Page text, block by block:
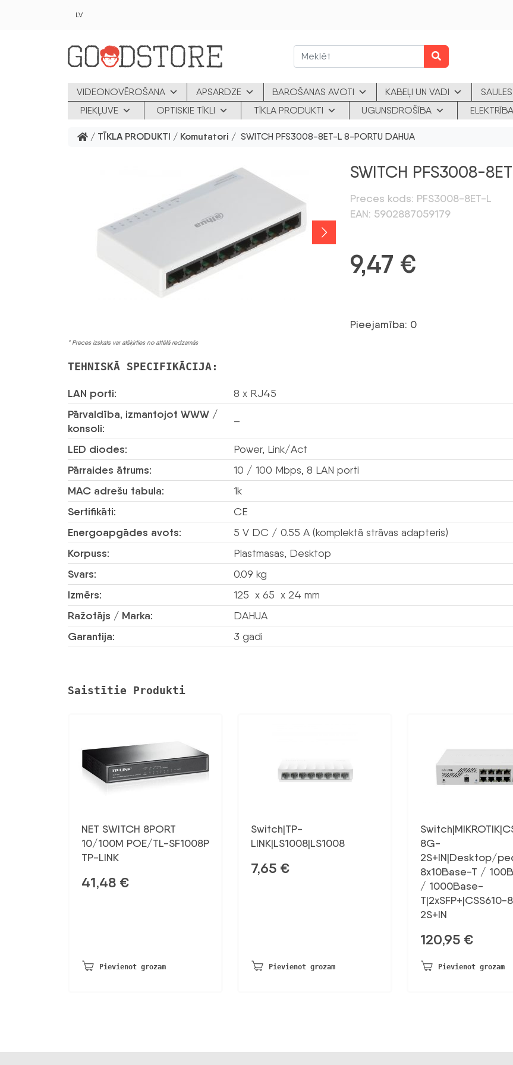
LV
VIDEONOVĒROŠANA APSARDZE BAROŠANAS AVOTI KABEĻI UN VADI
PIEKĻUVE
OPTISKIE TĪKLI TĪKLA PRODUKTI UGUNSDROŠĪBA
/ TĪKLA PRODUKTI / Komutatori / SWITCH PFS3008-8ET-L 8-PORTU DAHUA
* Preces izskats var atšķirties no attēlā redzamās
SWITCH PFS3008-
Preces kods: PFS3008-8ET-L
EAN: 5902887059179
9,47 €
Pieejamība: 0
TEHNISKĀ SPECIFIKĀCIJA:
LAN porti: 8 x RJ45
Pārvaldība, izmantojot WWW /
konsoli:
–
LED diodes: Power, Link/Act
Pārraides ātrums: 10 / 100 Mbps, 8 LAN porti
MAC adrešu tabula: 1k
Sertifikāti: CE
Energoapgādes avots: 5 V DC / 0.55 A (komplektā strāvas adapteris)
Korpuss: Plastmasas, Desktop
Svars: 0.09 kg
Izmērs: 125 x 65 x 24 mm
Ražotājs / Marka: DAHUA
Garantija: 3 gadi
Saistītie Produkti
NET SWITCH 8PORT
10/100M POE/TL-SF1008P
TP-LINK
41,48 €
Pievienot grozam
Switch|TP-
LINK|LS1008|LS1008
7,65 €
Pievienot grozam
8G-
2S+IN|Desktop/
8x10Base-T /
/ 1000Base-
T|2xSFP+|CSS610-
2S+IN
120,95 €
Pievienot grozam